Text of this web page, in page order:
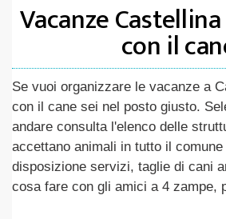
Vacanze
con il
Se vuoi organizzare le vacanze a
con il cane sei nel posto giusto.
andare consulta l'elenco delle
accettano animali in tutto il
disposizione servizi, taglie di cani
cosa fare con gli amici a 4 zampe,